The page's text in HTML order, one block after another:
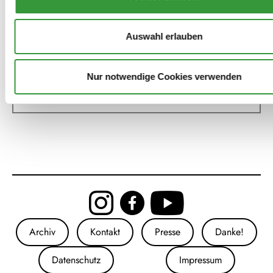
Auswahl erlauben
Nur notwendige Cookies verwenden
All2gethernow & Okhiogbe
Omonblanks Omonhinmin: Sound
Lab for Fluid Ways of Knowing
Archiv Kontakt Presse
Danke!
Datenschutz
Impressum